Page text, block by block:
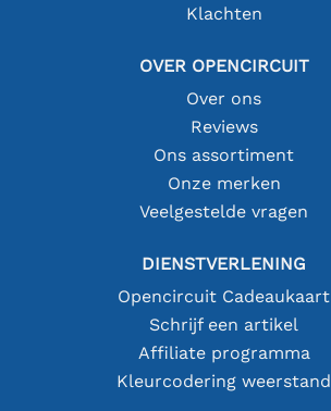
Klachten
OVER OPENCIRCUIT
Over ons
Reviews
Ons assortiment
Onze merken
Veelgestelde vragen
DIENSTVERLENING
Opencircuit Cadeaukaart
Schrijf een artikel
Affiliate programma
Kleurcodering weerstand